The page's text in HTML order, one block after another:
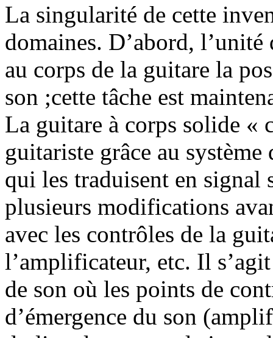
La singularité de cette
domaines. D’abord,
au corps de la guitare la
son ;cette tâche est
La guitare à corps solide «
guitariste grâce au
qui les traduisent en signal
plusieurs modifications
avec les contrôles de la
l’amplificateur, etc. Il
de son où les points de
d’émergence du son